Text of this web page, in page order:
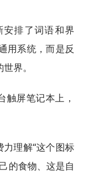
排了词语和界
用系统，而是反
界。
触屏笔记本上，
理解“这个图标
的食物、这是自